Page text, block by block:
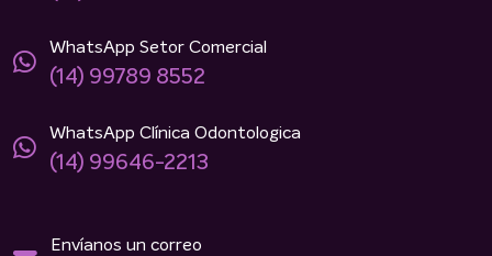
WhatsApp Setor Comercial
(14) 99789 8552
WhatsApp Clínica Odontologica
(14) 99646-2213
Envíanos un correo